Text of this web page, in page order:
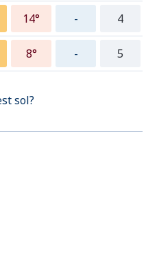
14° - 4
8° - 5
sol?